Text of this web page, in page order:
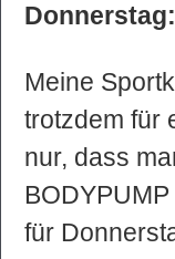
Meine
trotzdem für
nur, dass
für